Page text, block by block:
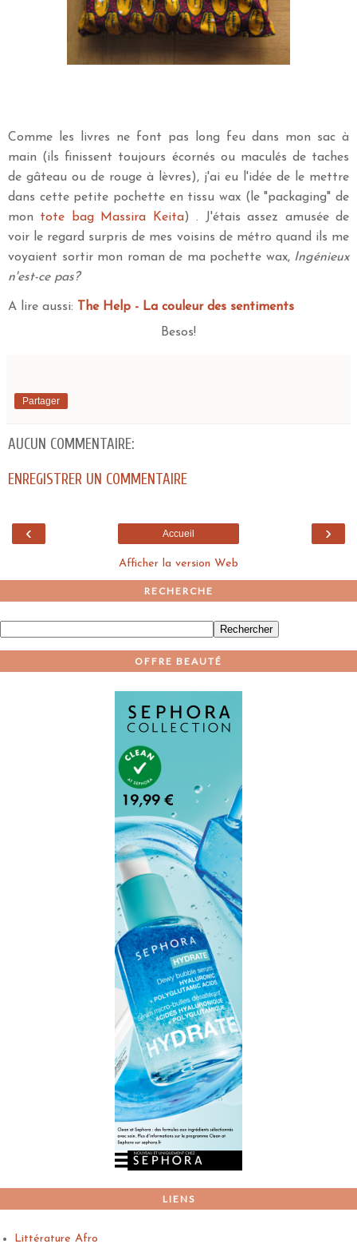
Comme les livres ne font pas long feu dans mon sac à
main (ils finissent toujours écornés ou maculés de taches
de gâteau ou de rouge à lèvres), j'ai eu l'idée de le mettre
dans cette petite pochette en tissu wax (le "packaging" de
mon tote bag Massira Keita) . J'étais assez amusée de
voir le regard surpris de mes voisins de métro quand ils me
voyaient sortir mon roman de ma pochette wax, Ingénieux
n'est-ce pas?
A lire aussi:
The Help - La couleur des sentiments
Besos!
Partager
AUCUN COMMENTAIRE:
ENREGISTRER UN COMMENTAIRE
‹ ›
Accueil
Afficher la version Web
RECHERCHE
OFFRE BEAUTÉ
LIENS
Littérature Afro